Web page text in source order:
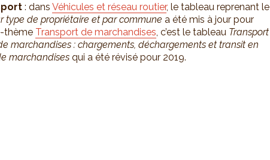
: dans Véhicules et réseau routier, le tableau reprenant le
type de propriétaire et par commune a été mis à jour pour
thème Transport de marchandises, c’est le tableau Transport
marchandises : chargements, déchargements et transit en
marchandises qui a été révisé pour 2019.